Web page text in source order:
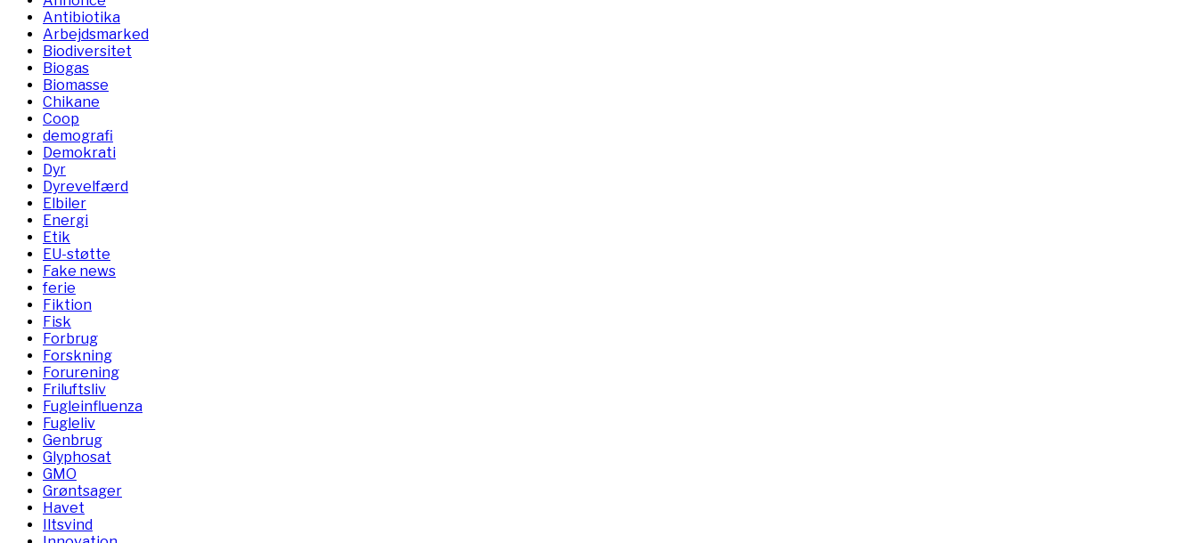
Antibiotika
Arbejdsmarked
Biodiversitet
Biogas
Biomasse
Chikane
Coop
demografi
Demokrati
Dyr
Dyrevelfærd
Elbiler
Energi
Etik
EU-støtte
Fake news
ferie
Fiktion
Fisk
Forbrug
Forskning
Forurening
Friluftsliv
Fugleinfluenza
Fugleliv
Genbrug
Glyphosat
GMO
Grøntsager
Havet
Iltsvind